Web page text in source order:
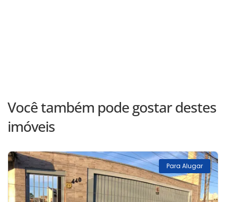
Você também pode gostar destes
imóveis
Para Alugar